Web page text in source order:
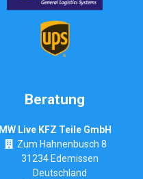
Beratung
MW Live KFZ Teile GmbH
Zum Hahnenbusch 8
31234 Edemissen
Deutschland